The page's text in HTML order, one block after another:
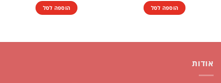
הוספה לסל הוספה לסל
אודות